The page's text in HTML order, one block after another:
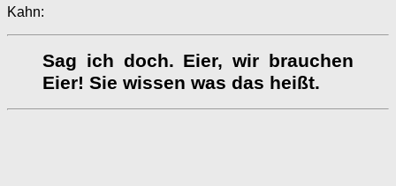
Kahn:
Sag ich doch. Eier, wir brauchen
Eier! Sie wissen was das heißt.